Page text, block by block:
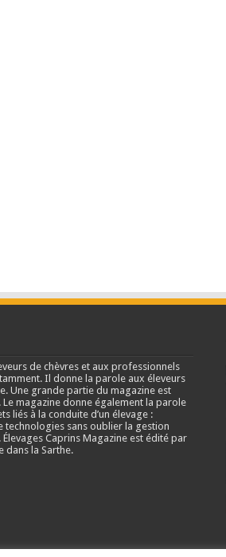
de chèvres et aux professionnels
Il donne la parole aux éleveurs
Une grande partie du magazine est
magazine donne également la parole
liés à la conduite d’un élevage :
technologies sans oublier la gestion
Caprins Magazine est édité par
dans la Sarthe.